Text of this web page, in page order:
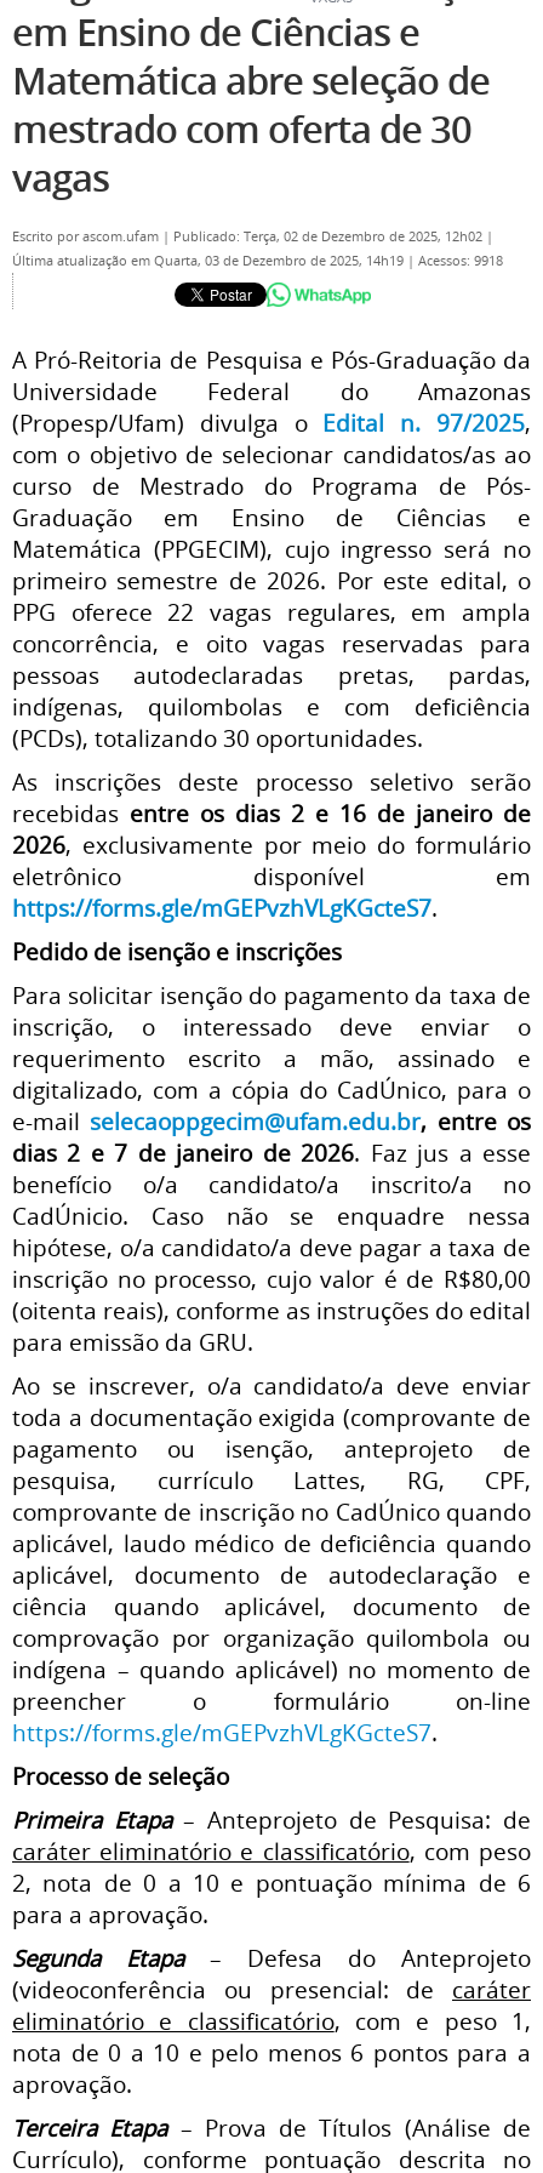
em Ensino de Ciências e
Matemática abre seleção de
mestrado com oferta de 30
vagas
Escrito porascom.ufam | Publicado: Terça, 02 de Dezembro de 2025, 12h02 |
Última atualização em Quarta, 03 de Dezembro de 2025, 14h19 | Acessos: 9918
A Pró-Reitoria de Pesquisa e Pós-Graduação da
Universidade Federal do Amazonas
(Propesp/Ufam) divulga o Edital n. 97/2025,
com o objetivo de selecionar candidatos/as ao
curso de Mestrado do Programa de Pós-
Graduação em Ensino de Ciências e
Matemática (PPGECIM), cujo ingresso será no
primeiro semestre de 2026. Por este edital, o
PPG oferece 22 vagas regulares, em ampla
concorrência, e oito vagas reservadas para
pessoas autodeclaradas pretas, pardas,
indígenas, quilombolas e com deficiência
(PCDs), totalizando 30 oportunidades.
As inscrições deste processo seletivo serão
recebidas entre os dias 2 e 16 de janeiro de
2026, exclusivamente por meio do formulário
eletrônico disponível em
https://forms.gle/mGEPvzhVLgKGcteS7.
Pedido de isenção e inscrições
Para solicitar isenção do pagamento da taxa de
inscrição, o interessado deve enviar o
requerimento escrito a mão, assinado e
digitalizado, com a cópia do CadÚnico, para o
e-mail selecaoppgecim@ufam.edu.br, entre os
dias 2 e 7 de janeiro de 2026. Faz jus a esse
benefício o/a candidato/a inscrito/a no
CadÚnicio. Caso não se enquadre nessa
hipótese, o/a candidato/a deve pagar a taxa de
inscrição no processo, cujo valor é de R$80,00
(oitenta reais), conforme as instruções do edital
para emissão da GRU.
Ao se inscrever, o/a candidato/a deve enviar
toda a documentação exigida (comprovante de
pagamento ou isenção, anteprojeto de
pesquisa, currículo Lattes, RG, CPF,
comprovante de inscrição no CadÚnico quando
aplicável, laudo médico de deficiência quando
aplicável, documento de autodeclaração e
ciência quando aplicável, documento de
comprovação por organização quilombola ou
indígena – quando aplicável) no momento de
preencher o formulário on-line
https://forms.gle/mGEPvzhVLgKGcteS7.
Processo de seleção
Primeira Etapa– Anteprojeto de Pesquisa: de
caráter eliminatório e classificatório, com peso
2, nota de 0 a 10 e pontuação mínima de 6
para a aprovação.
Segunda Etapa– Defesa do Anteprojeto
(videoconferência ou presencial: de caráter
eliminatório e classificatório, com e peso 1,
nota de 0 a 10 e pelo menos 6 pontos para a
aprovação.
Terceira Etapa– Prova de Títulos (Análise de
Currículo), conforme pontuação descrita no